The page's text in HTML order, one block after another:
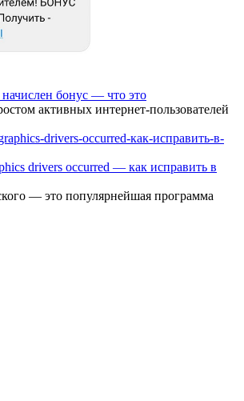
бонус — что это
активных интернет-пользователей
drivers occurred — как исправить в
— это популярнейшая программа